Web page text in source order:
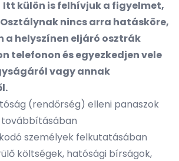
Itt külön is felhívjuk a figyelmet,
nincs arra hatásköre,
a helyszínen eljáró osztrák
telefonon és egyezkedjen vele
vagy annak
(rendőrség) elleni panaszok
továbbításában
személyek felkutatásában
költségek, hatósági bírságok,